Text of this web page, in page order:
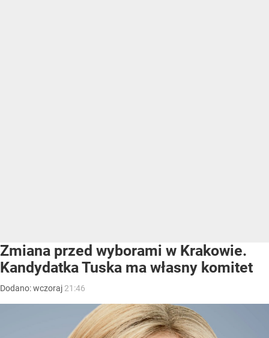
Zmiana przed wyborami w Krakowie.
Kandydatka Tuska ma własny komitet
Dodano:wczoraj 21:46